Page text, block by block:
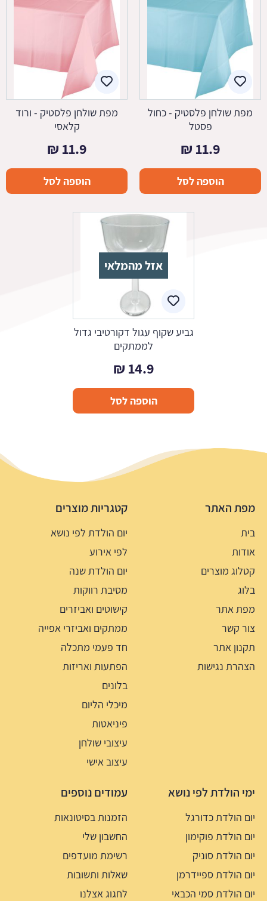
מפת שולחן פלסטיק - כחול
פסטל
11.9
₪
הוספה לסל
מפת שולחן פלסטיק - ורוד
קלאסי
11.9
₪
הוספה לסל
אזל מהמלאי
גביע שקוף עגול דקורטיבי גדול
לממתקים
14.9
₪
הוספה לסל
מפת האתר
בית
אודות
קטלוג מוצרים
בלוג
מפת אתר
צור קשר
תקנון אתר
הצהרת נגישות
קטגריות מוצרים
יום הולדת לפי נושא
לפי אירוע
יום הולדת שנה
מסיבת רווקות
קישוטים ואביזרים
ממתקים ואביזרי אפייה
חד פעמי מתכלה
הפתעות ואריזות
בלונים
מיכלי הליום
פיניאטות
עיצובי שולחן
עיצוב אישי
ימי הולדת לפי נושא
יום הולדת כדורגל
יום הולדת פוקימון
יום הולדת סוניק
יום הולדת ספיידרמן
יום הולדת סמי הכבאי
עמודים נוספים
הזמנות בסיטונאות
החשבון שלי
רשימת מועדפים
שאלות ותשובות
לחגוג אצלנו